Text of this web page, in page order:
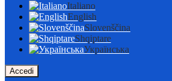
Italiano
English
Slovenščina
Shqiptare
Українська
Accedi